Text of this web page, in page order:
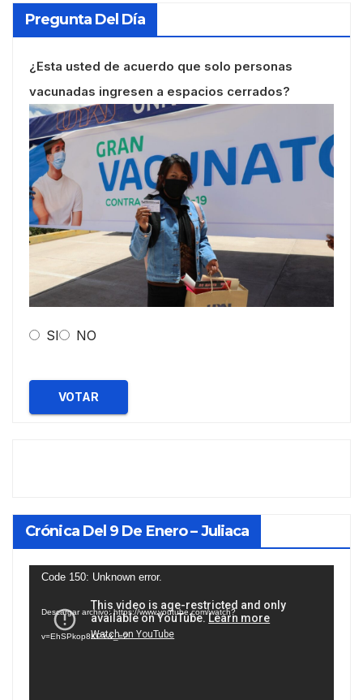
Pregunta Del Día
¿Esta usted de acuerdo que solo personas
vacunadas ingresen a espacios cerrados?
SI NO
VOTAR
Crónica Del 9 De Enero – Juliaca
Reproductor
vídeo
Code 150: Unknown error.
Descargar archivo: https://www.youtube.com/watch?
v=EhSPkop8KPY&_=2